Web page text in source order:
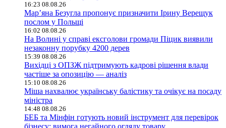
16:23 08.08.26
Мар’яна Безугла пропонує призначити Ірину Верещук
послом у Польщі
16:02 08.08.26
На Волині у справі ексголови громади Піцик виявили
незаконну порубку 4200 дерев
15:39 08.08.26
Вихідці з ОПЗЖ підтримують кадрові рішення влади
частіше за опозицію — аналіз
15:10 08.08.26
Міша нахвалює українську балістику та очікує на посаду
міністра
14:48 08.08.26
БЕБ та Мінфін готують новий інструмент для перевірок
бізнесу: вимога негайного огляду товару